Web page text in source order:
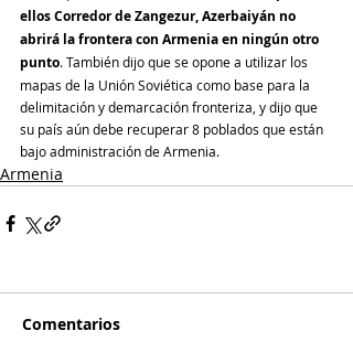
ellos Corredor de Zangezur, Azerbaiyán no
abrirá la frontera con Armenia en ningún otro
punto. También dijo que se opone a utilizar los
mapas de la Unión Soviética como base para la
delimitación y demarcación fronteriza, y dijo que
su país aún debe recuperar 8 poblados que están
bajo administración de Armenia.
Armenia
Comentarios